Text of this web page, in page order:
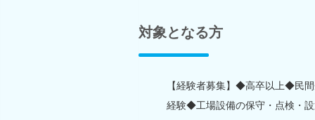
対象となる方
【経験者募集】◆高卒以上◆民
経験◆工場設備の保守・点検・